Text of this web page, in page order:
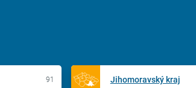
91 Jihomoravský kraj